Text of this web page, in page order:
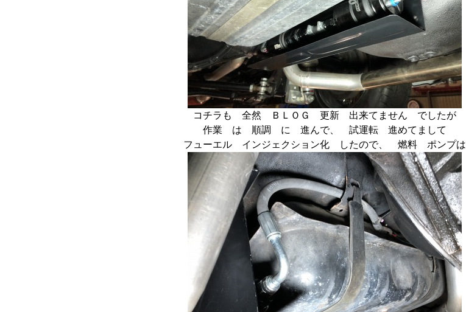
コチラも 全然 ＢＬＯＧ 更新 出来てません でしたが
作業 は 順調 に 進んで、 試運転 進めてまして
フューエル インジェクション化 したので、 燃料 ポンプは